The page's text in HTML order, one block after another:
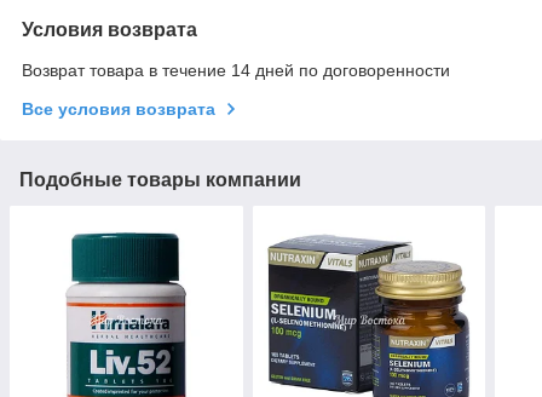
Условия возврата
Возврат товара в течение 14 дней по договоренности
Все условия возврата
Подобные товары компании